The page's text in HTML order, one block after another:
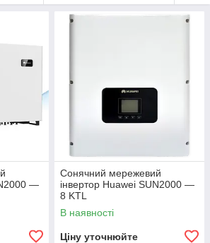
до створення інтелектуальних систем
безпекою, надійністю і
надійність і довговічність всієї
всього циклу роботи.
рішення Huawei знайшли застосування
себе як передові, надійні і
—
Сонячний мережевий
інвертор Huawei SUN2000 —
8 KTL
В наявності
Ціну уточнюйте